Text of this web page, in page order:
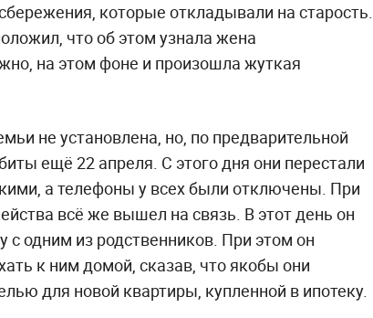
которые откладывали на старость.
что об этом узнала жена
на этом фоне и произошла жуткая
не установлена, но, по предварительной
ещё 22 апреля. С этого дня они перестали
а телефоны у всех были отключены. При
всё же вышел на связь. В этот день он
с одним из родственников. При этом он
к ним домой, сказав, что якобы они
для новой квартиры, купленной в ипотеку.